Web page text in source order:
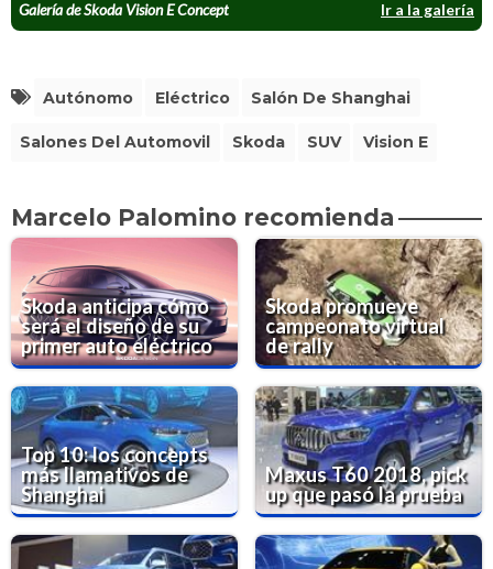
Galería de Skoda Vision E Concept Ir a la galería
Autónomo Eléctrico Salón De Shanghai
Salones Del Automovil Skoda SUV Vision E
Marcelo Palomino recomienda
Skoda anticipa cómo
será el diseño de su
primer auto eléctrico
Skoda promueve
campeonato virtual
de rally
Top 10: los concepts
más llamativos de
Shanghai
Maxus T60 2018, pick
up que pasó la prueba